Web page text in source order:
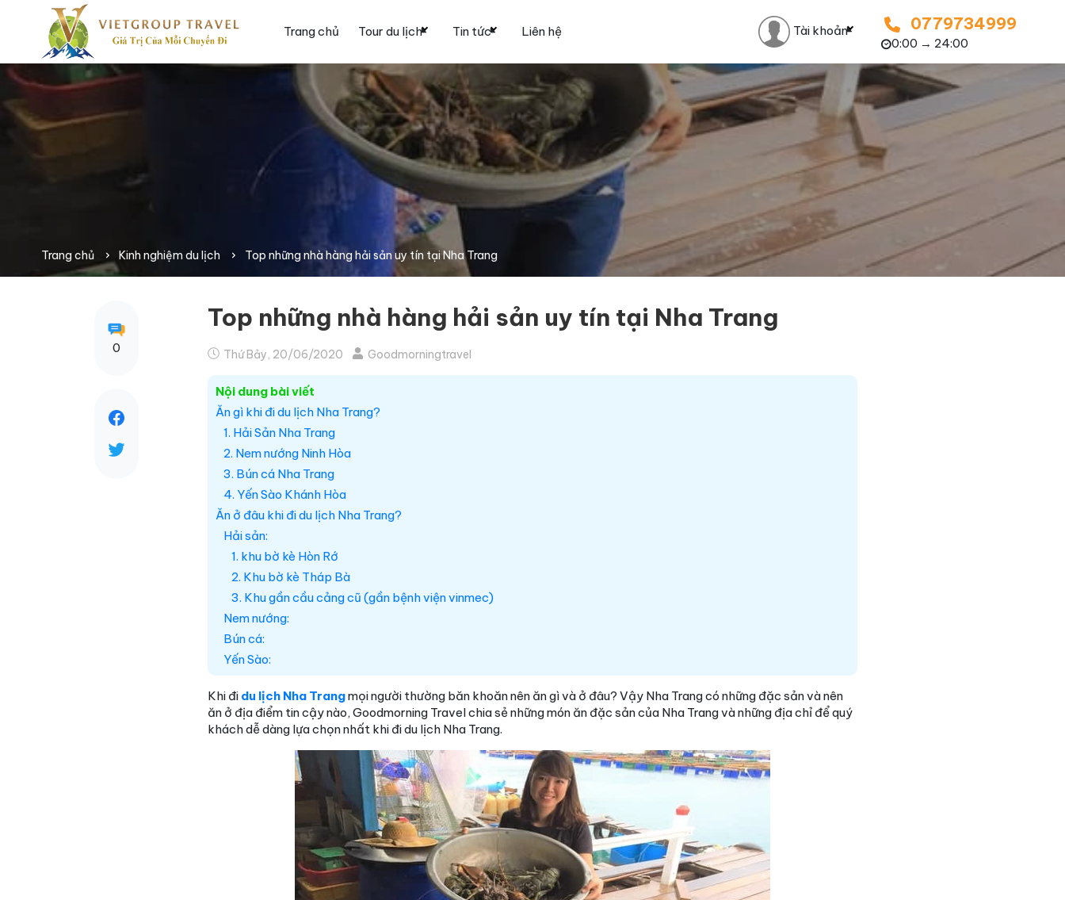
Trang chủ Tour du lịch Tin tức Liên hệ Tài khoản 0779734999
0:00 → 24:00
Trang chủ Kinh nghiệm du lịch Top những nhà hàng hải sản uy tín tại Nha Trang
Top những nhà hàng hải sản uy tín tại Nha Trang
Thứ Bảy, 20/06/2020 Goodmorningtravel
Nội dung bài viết
Ăn gì khi đi du lịch Nha Trang?
1. Hải Sản Nha Trang
2. Nem nướng Ninh Hòa
3. Bún cá Nha Trang
4. Yến Sào Khánh Hòa
Ăn ở đâu khi đi du lịch Nha Trang?
Hải sản:
1. khu bờ kè Hòn Rớ
2. Khu bờ kè Tháp Bà
3. Khu gần cầu cảng cũ (gần bệnh viện vinmec)
Nem nướng:
Bún cá:
Yến Sào:
Khi đi du lịch Nha Trangmọi người thường băn khoăn nên ăn gì và ở đâu? Vậy Nha Trang có những đặc sản và nên
ăn ở địa điểm tin cậy nào, Goodmorning Travel chia sẻ những món ăn đặc sản của Nha Trang và những địa chỉ để quý
khách dễ dàng lựa chọn nhất khi đi du lịch Nha Trang.
0